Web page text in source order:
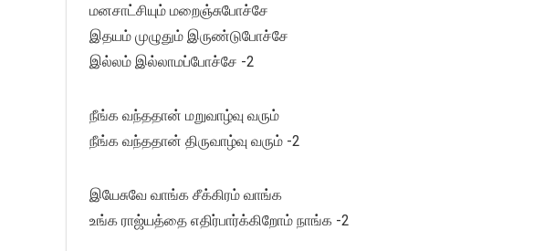
மனசாட்சியும் மறைஞ்சுபோச்சே
இதயம் முழுதும் இருண்டுபோச்சே
இல்லம் இல்லாமப்போச்சே -2
நீங்க வந்ததான் மறுவாழ்வு வரும்
நீங்க வந்ததான் திருவாழ்வு வரும் -2
இயேசுவே வாங்க சீக்கிரம் வாங்க
உங்க ராஜ்யத்தை எதிர்பார்க்கிறோம் நாங்க -2